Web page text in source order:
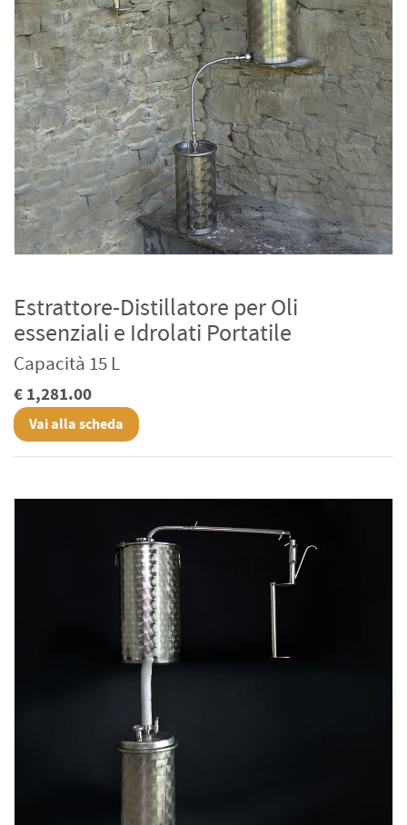
Estrattore-Distillatore per Oli
essenziali e Idrolati Portatile
Capacità 15 L
€ 1,281.00
Vai alla scheda